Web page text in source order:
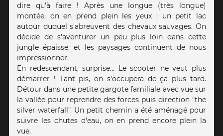
dire qu'à faire ! Après une longue (très longue)
montée, on en prend plein les yeux : un petit lac
autour duquel s'abreuvent des chevaux sauvages. On
décide de s'aventurer un peu plus loin dans cette
jungle épaisse, et les paysages continuent de nous
impressionner.
En redescendant, surprise... Le scooter ne veut plus
démarrer ! Tant pis, on s'occupera de ça plus tard.
Détour dans une petite gargote familiale avec vue sur
la vallée pour reprendre des forces puis direction "the
silver waterfall". Un petit chemin a été aménagé pour
suivre les chutes d'eau, on en prend encore plein la
vue.